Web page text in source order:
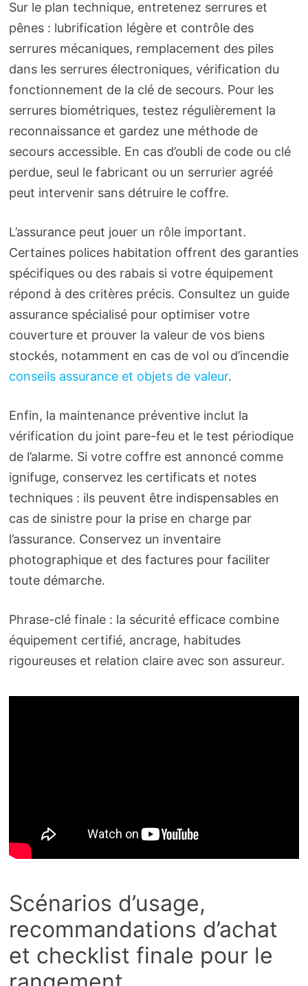
Sur le plan technique, entretenez serrures et
pênes : lubrification légère et contrôle des
serrures mécaniques, remplacement des piles
dans les serrures électroniques, vérification du
fonctionnement de la clé de secours. Pour les
serrures biométriques, testez régulièrement la
reconnaissance et gardez une méthode de
secours accessible. En cas d’oubli de code ou clé
perdue, seul le fabricant ou un serrurier agréé
peut intervenir sans détruire le coffre.
L’assurance peut jouer un rôle important.
Certaines polices habitation offrent des garanties
spécifiques ou des rabais si votre équipement
répond à des critères précis. Consultez un guide
assurance spécialisé pour optimiser votre
couverture et prouver la valeur de vos biens
stockés, notamment en cas de vol ou d’incendie
conseils assurance et objets de valeur.
Enfin, la maintenance préventive inclut la
vérification du joint pare-feu et le test périodique
de l’alarme. Si votre coffre est annoncé comme
ignifuge, conservez les certificats et notes
techniques : ils peuvent être indispensables en
cas de sinistre pour la prise en charge par
l’assurance. Conservez un inventaire
photographique et des factures pour faciliter
toute démarche.
Phrase-clé finale : la sécurité efficace combine
équipement certifié, ancrage, habitudes
rigoureuses et relation claire avec son assureur.
Scénarios d’usage,
recommandations d’achat
et checklist finale pour le